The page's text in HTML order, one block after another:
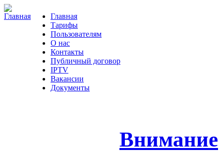
Главная
Тарифы
Пользователям
О нас
Контакты
Публичный договор
IPTV
Вакансии
Документы
Внимание